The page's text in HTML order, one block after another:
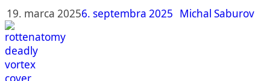
19. marca 20256. septembra 2025 Michal Saburov